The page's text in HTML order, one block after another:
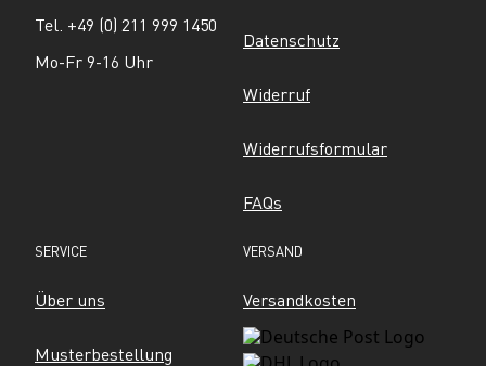
Tel. +49 (0) 211 999 1450
Mo-Fr 9-16 Uhr
Datenschutz
Widerruf
Widerrufsformular
FAQs
SERVICE
Über uns
Musterbestellung
VERSAND
Versandkosten